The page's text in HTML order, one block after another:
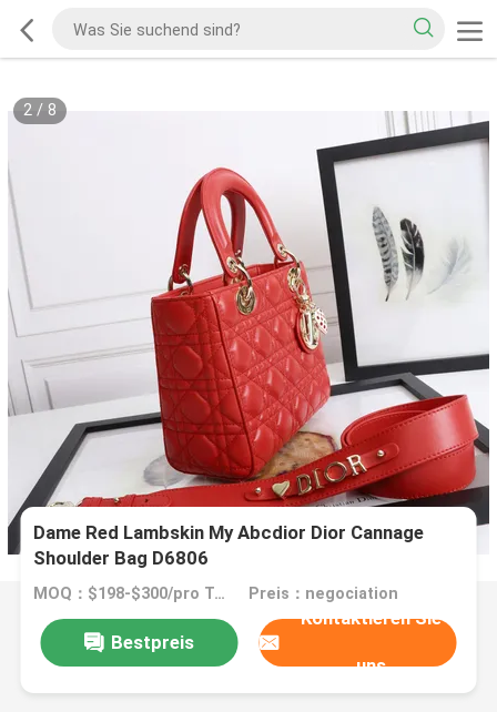
2/ 8
Dame Red Lambskin My Abcdior Dior Cannage
Shoulder Bag D6806
MOQ：$198-$300/pro Tasche Preis：negociation
Bestpreis
Kontaktieren Sie
uns